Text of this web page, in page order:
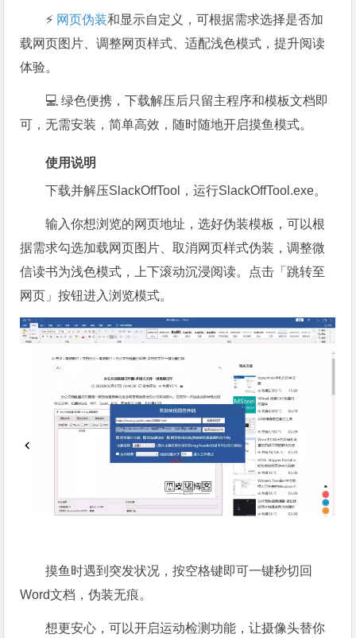
⚡ 网页伪装和显示自定义，可根据需求选择是否加
载网页图片、调整网页样式、适配浅色模式，提升阅读
体验。
💻 绿色便携，下载解压后只留主程序和模板文档即
可，无需安装，简单高效，随时随地开启摸鱼模式。
使用说明
下载并解压SlackOffTool，运行SlackOffTool.exe。
输入你想浏览的网页地址，选好伪装模板，可以根
据需求勾选加载网页图片、取消网页样式伪装，调整微
信读书为浅色模式，上下滚动沉浸阅读。点击「跳转至
网页」按钮进入浏览模式。
摸鱼时遇到突发状况，按空格键即可一键秒切回
Word文档，伪装无痕。
想更安心，可以开启运动检测功能，让摄像头替你